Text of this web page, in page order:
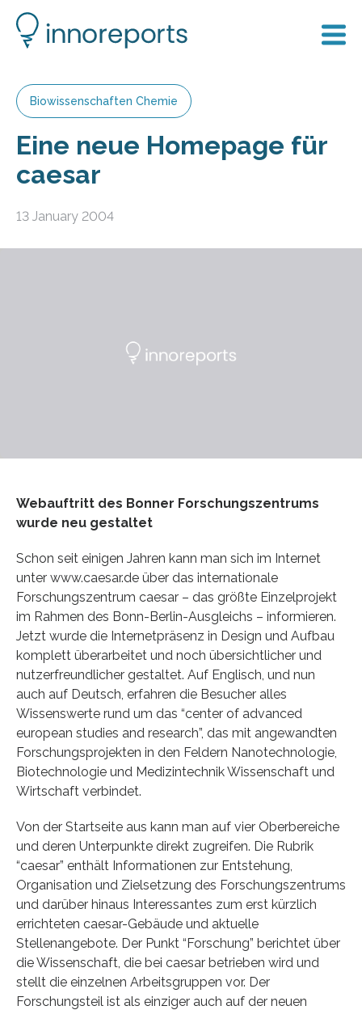
Biowissenschaften Chemie
Eine neue Homepage für
caesar
13 January 2004
Webauftritt des Bonner Forschungszentrums
wurde neu gestaltet
Schon seit einigen Jahren kann man sich im Internet
unter www.caesar.de über das internationale
Forschungszentrum caesar – das größte Einzelprojekt
im Rahmen des Bonn-Berlin-Ausgleichs – informieren.
Jetzt wurde die Internetpräsenz in Design und Aufbau
komplett überarbeitet und noch übersichtlicher und
nutzerfreundlicher gestaltet. Auf Englisch, und nun
auch auf Deutsch, erfahren die Besucher alles
Wissenswerte rund um das “center of advanced
european studies and research”, das mit angewandten
Forschungsprojekten in den Feldern Nanotechnologie,
Biotechnologie und Medizintechnik Wissenschaft und
Wirtschaft verbindet.
Von der Startseite aus kann man auf vier Oberbereiche
und deren Unterpunkte direkt zugreifen. Die Rubrik
“caesar” enthält Informationen zur Entstehung,
Organisation und Zielsetzung des Forschungszentrums
und darüber hinaus Interessantes zum erst kürzlich
errichteten caesar-Gebäude und aktuelle
Stellenangebote. Der Punkt “Forschung” berichtet über
die Wissen­schaft, die bei caesar betrieben wird und
stellt die einzelnen Arbeitsgruppen vor. Der
Forschungsteil ist als einziger auch auf der neuen